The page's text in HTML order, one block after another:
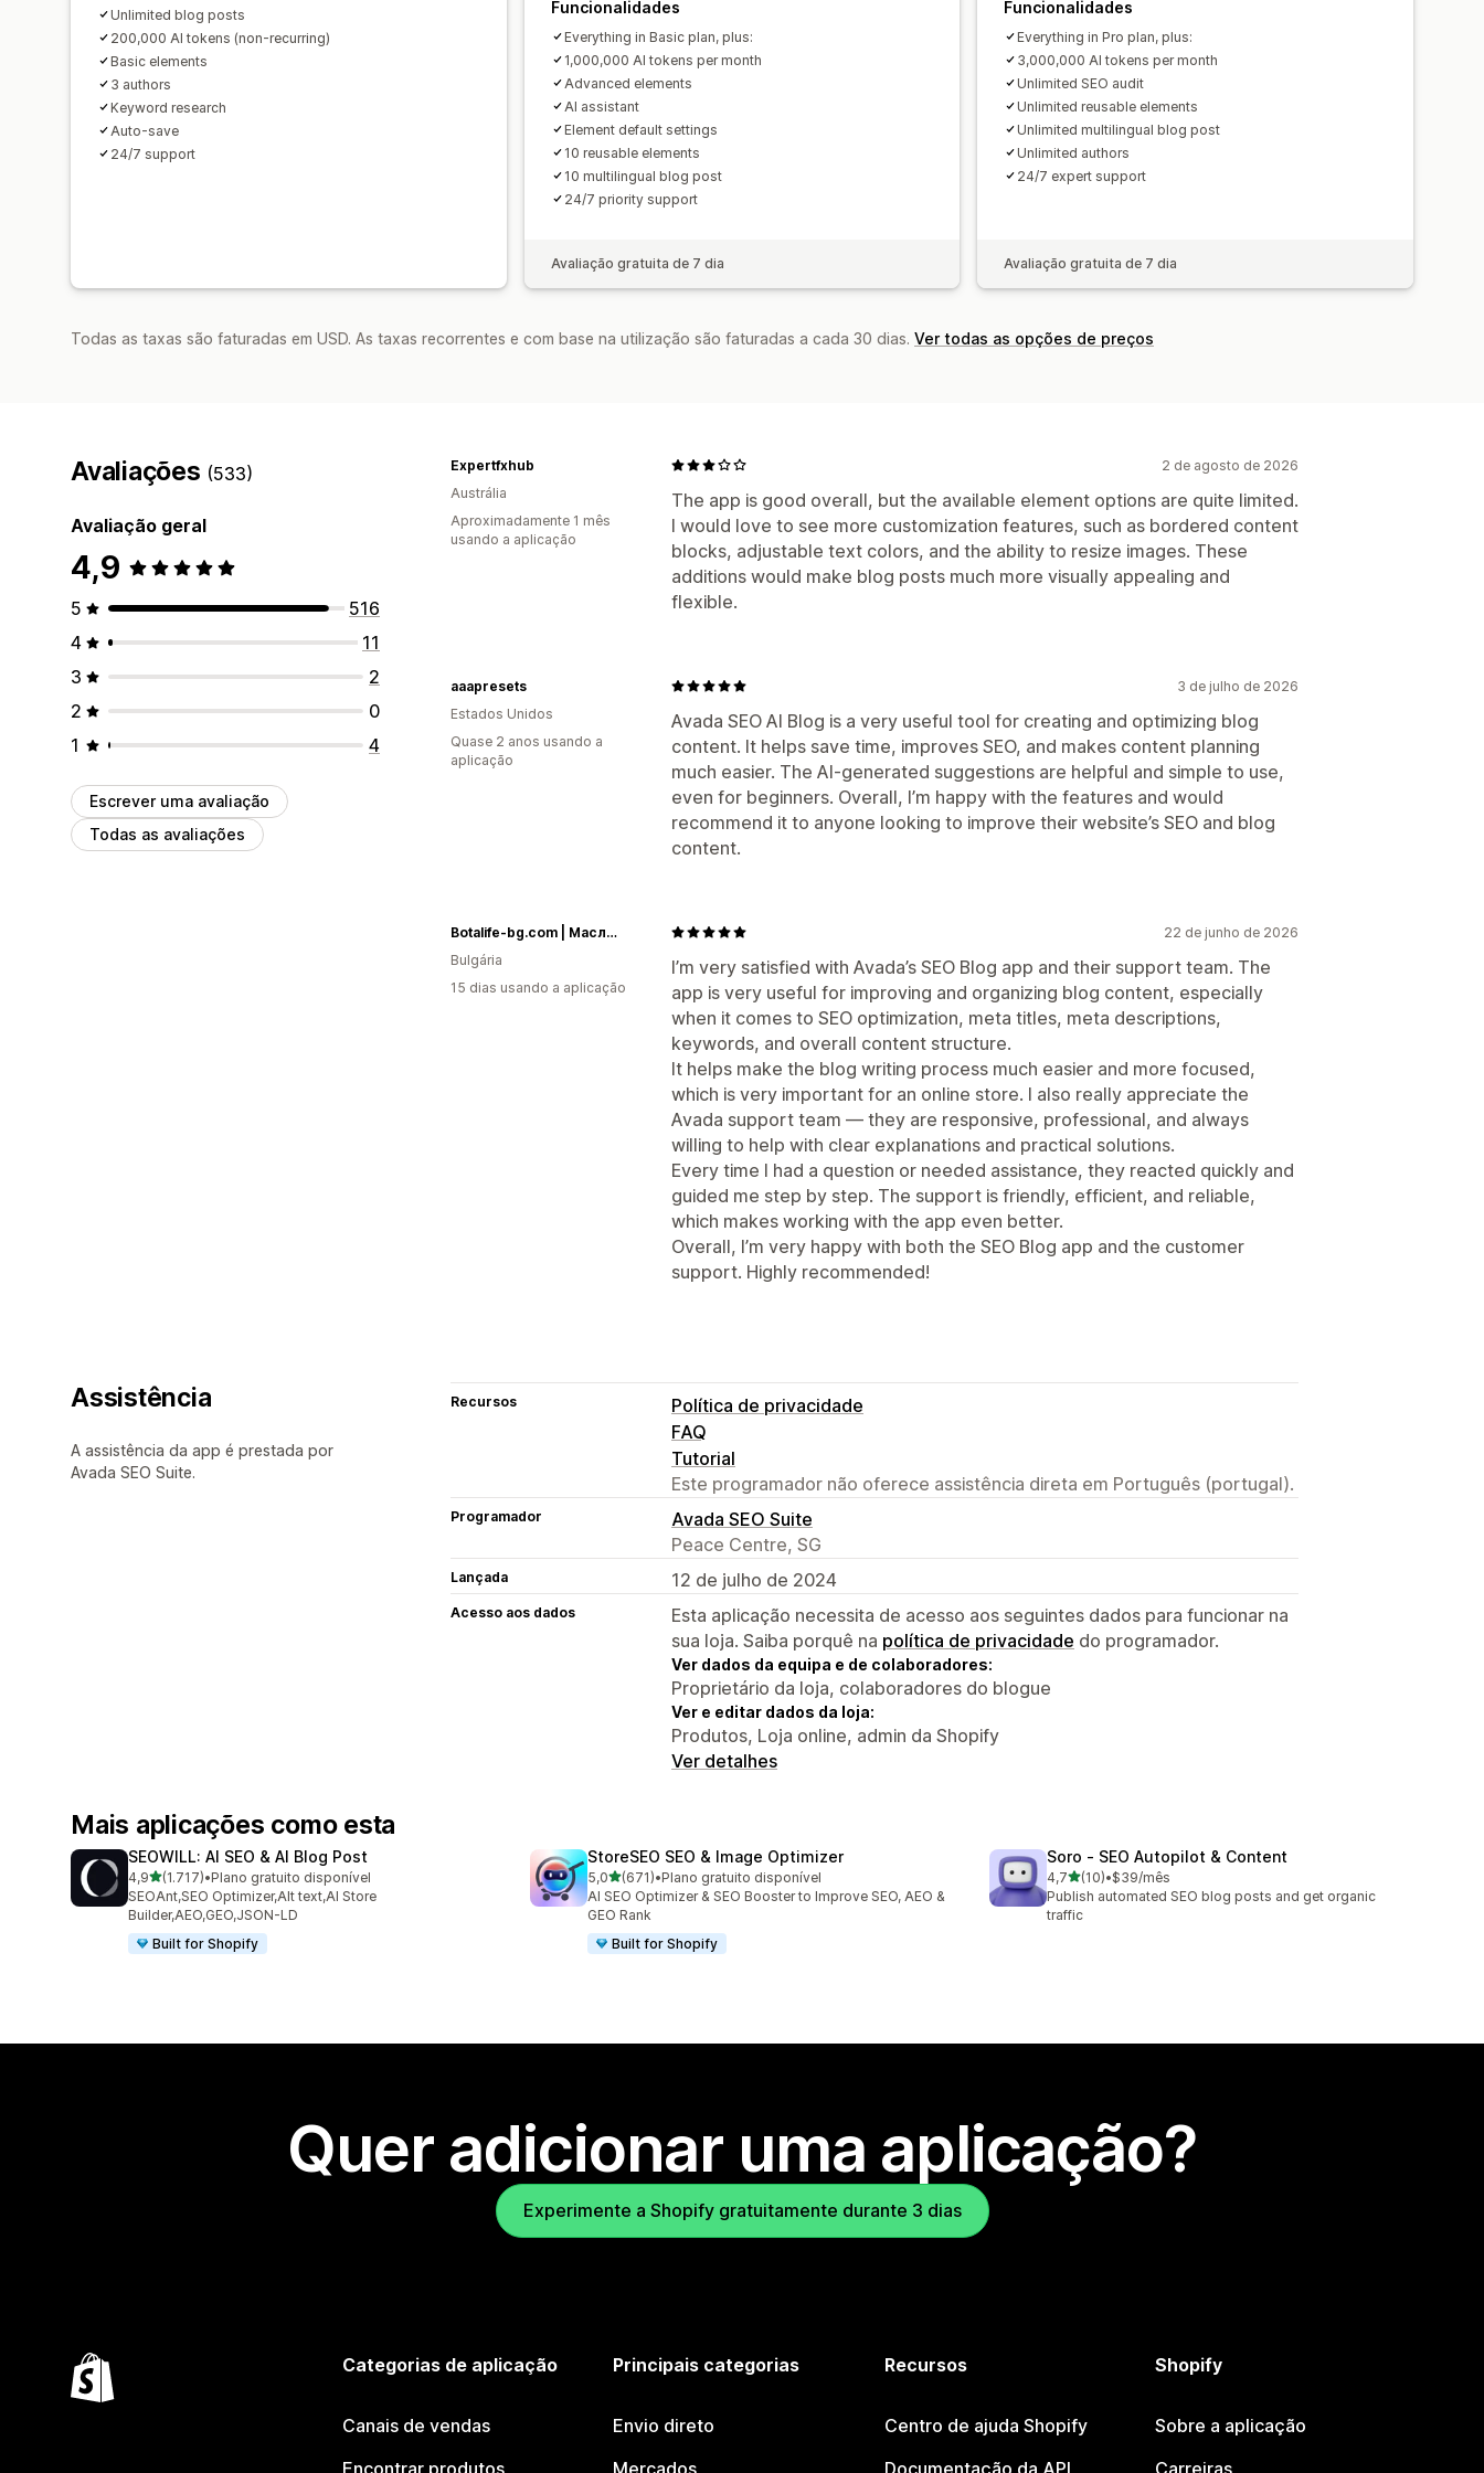
Unlimited blog posts
200,000 AI tokens (non-recurring)
Basic elements
3 authors
Keyword research
Auto-save
24/7 support
Funcionalidades
Everything in Basic plan, plus:
1,000,000 AI tokens per month
Advanced elements
AI assistant
Element default settings
10 reusable elements
10 multilingual blog post
24/7 priority support
Avaliação gratuita de 7 dia
Funcionalidades
Everything in Pro plan, plus:
3,000,000 AI tokens per month
Unlimited SEO audit
Unlimited reusable elements
Unlimited multilingual blog post
Unlimited authors
24/7 expert support
Avaliação gratuita de 7 dia
Todas as taxas são faturadas em USD. As taxas recorrentes e com base na utilização são faturadas a cada 30 dias. Ver todas as opções de preços
Avaliações (533)
Avaliação geral
4,9
5
516
4
11
3
2
2
0
1
4
Escrever uma avaliação
Todas as avaliações
2 de agosto de 2026
The app is good overall, but the available element options are quite limited.
I would love to see more customization features, such as bordered content
blocks, adjustable text colors, and the ability to resize images. These
additions would make blog posts much more visually appealing and
flexible.
Expertfxhub
Austrália
Aproximadamente 1 mês
usando a aplicação
3 de julho de 2026
Avada SEO AI Blog is a very useful tool for creating and optimizing blog
content. It helps save time, improves SEO, and makes content planning
much easier. The AI-generated suggestions are helpful and simple to use,
even for beginners. Overall, I’m happy with the features and would
recommend it to anyone looking to improve their website’s SEO and blog
content.
aaapresets
Estados Unidos
Quase 2 anos usando a
aplicação
22 de junho de 2026
I’m very satisfied with Avada’s SEO Blog app and their support team. The
app is very useful for improving and organizing blog content, especially
when it comes to SEO optimization, meta titles, meta descriptions,
keywords, and overall content structure.
It helps make the blog writing process much easier and more focused,
which is very important for an online store. I also really appreciate the
Avada support team — they are responsive, professional, and always
willing to help with clear explanations and practical solutions.
Every time I had a question or needed assistance, they reacted quickly and
guided me step by step. The support is friendly, efficient, and reliable,
which makes working with the app even better.
Overall, I’m very happy with both the SEO Blog app and the customer
support. Highly recommended!
Botalife-bg.com | Масло от черен кимион | Терапевтични масла I Висок клас сертифицирани етерични и растителни масла
Bulgária
15 dias usando a aplicação
Assistência
A assistência da app é prestada por
Avada SEO Suite.
Recursos
Política de privacidade
FAQ
Tutorial
Este programador não oferece assistência direta em Português (portugal).
Programador
Avada SEO Suite
Peace Centre, SG
Lançada 12 de julho de 2024
Acesso aos dados
Esta aplicação necessita de acesso aos seguintes dados para funcionar na
sua loja. Saiba porquê na política de privacidade do programador.
Ver dados da equipa e de colaboradores:
Proprietário da loja, colaboradores do blogue
Ver e editar dados da loja:
Produtos, Loja online, admin da Shopify
Ver detalhes
Mais aplicações como esta
SEOWILL: AI SEO & AI Blog Post
4,9de 5 estrelas
(1.717)
1717 total de avaliações
•Plano gratuito disponível
SEOAnt,SEO Optimizer,Alt text,AI Store
Builder,AEO,GEO,JSON-LD
Built for Shopify
StoreSEO SEO & Image Optimizer
5,0de 5 estrelas
(671)
671 total de avaliações
•Plano gratuito disponível
AI SEO Optimizer & SEO Booster to Improve SEO, AEO &
GEO Rank
Built for Shopify
Soro ‑ SEO Autopilot & Content
4,7de 5 estrelas
(10)
10 total de avaliações
•$39/mês
Publish automated SEO blog posts and get organic
traffic
Quer adicionar uma aplicação?
Experimente a Shopify gratuitamente durante 3 dias
Categorias de aplicação
Canais de vendas
Principais categorias
Envio direto
Recursos
Centro de ajuda Shopify
Shopify
Sobre a aplicação